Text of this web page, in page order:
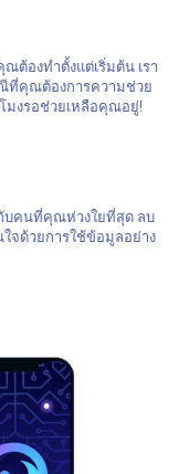
ต้องทำตั้งแต่เริ่มต้น เรา
ที่คุณต้องการความช่วย
มงรอช่วยเหลือคุณอยู่!
กับคนที่คุณห่วงใยที่สุด ลบ
จด้วยการใช้ข้อมูลอย่าง